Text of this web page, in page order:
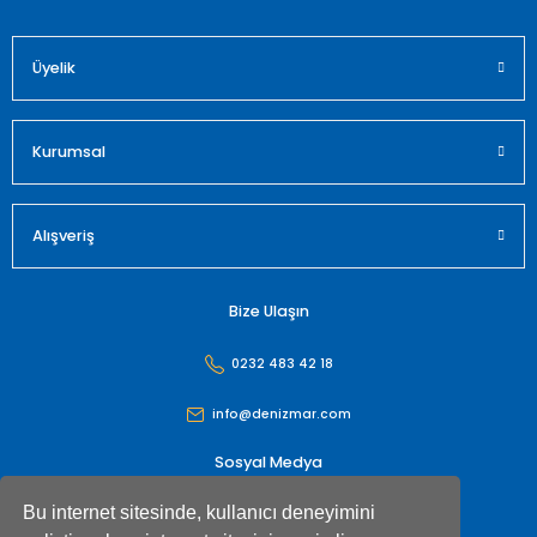
Bu internet sitesinde, kullanıcı deneyimini
Üyelik
Kurumsal
Alışveriş
Bize Ulaşın
0232 483 42 18
info@denizmar.com
Sosyal Medya